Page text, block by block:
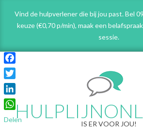
content
Vind de hulpverlener die bij jou past. Bel
keuze (€0,70 p/min), maak een belafspraak
sessie.
IS ER VOOR JOU!
Facebook
Twitter
LinkedIn
WhatsApp
Delen